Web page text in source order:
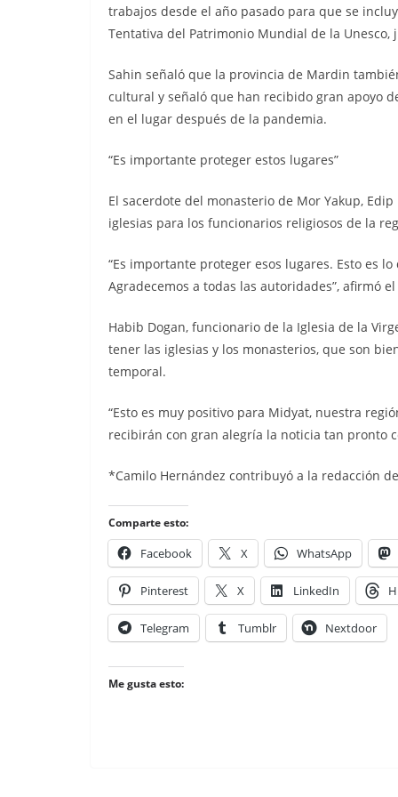
trabajos desde el año pasado para que se
Tentativa del Patrimonio Mundial de la
Sahin señaló que la provincia de Mardin
cultural y señaló que han recibido gran apoyo
en el lugar después de la pandemia.
“Es importante proteger estos lugares”
El sacerdote del monasterio de Mor Yakup,
iglesias para los funcionarios religiosos de la
“Es importante proteger esos lugares. Esto es
Agradecemos a todas las autoridades”, afirmó
Habib Dogan, funcionario de la Iglesia de la
tener las iglesias y los monasterios, que son
temporal.
“Esto es muy positivo para Midyat, nuestra
recibirán con gran alegría la noticia tan pronto
*Camilo Hernández contribuyó a la redacción
Comparte esto:
Facebook X WhatsApp
Pinterest X LinkedIn
Telegram Tumblr Nextdoor
Me gusta esto: